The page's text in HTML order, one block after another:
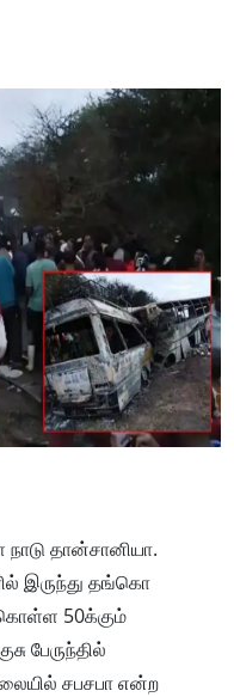
தான்சானியா.
இருந்து தங்கொ
கொள்ள 50க்கும்
பேருந்தில்
சபசபா என்ற